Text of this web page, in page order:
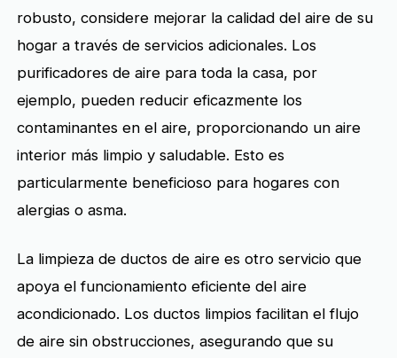
robusto, considere mejorar la calidad del aire de su
hogar a través de servicios adicionales. Los
purificadores de aire para toda la casa, por
ejemplo, pueden reducir eficazmente los
contaminantes en el aire, proporcionando un aire
interior más limpio y saludable. Esto es
particularmente beneficioso para hogares con
alergias o asma.
La limpieza de ductos de aire es otro servicio que
apoya el funcionamiento eficiente del aire
acondicionado. Los ductos limpios facilitan el flujo
de aire sin obstrucciones, asegurando que su